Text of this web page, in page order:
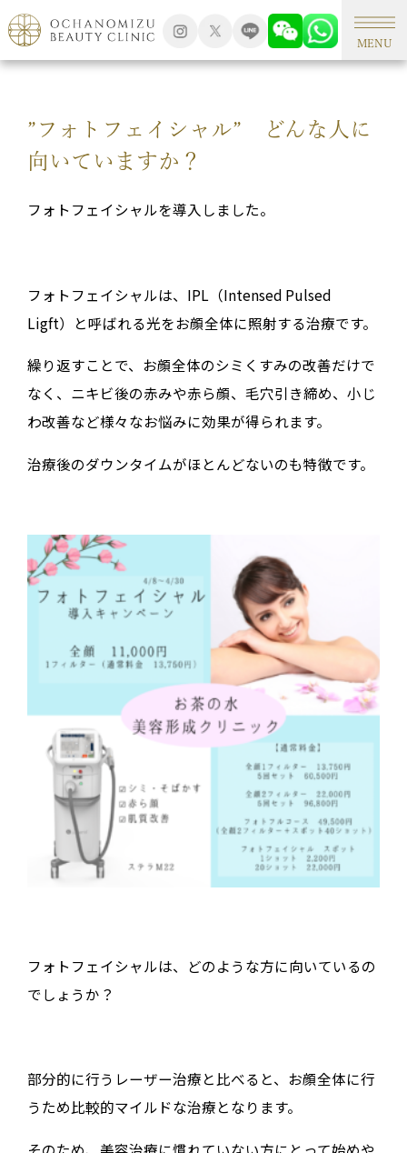
MENU
TOP シミ外来
”フォトフェイシャル” どんな人に
向いていますか？
フォトフェイシャルを導入しました。
フォトフェイシャルは、IPL（Intensed Pulsed
Ligft）と呼ばれる光をお顔全体に照射する治療です。
繰り返すことで、お顔全体のシミくすみの改善だけで
なく、ニキビ後の赤みや赤ら顔、毛穴引き締め、小じ
わ改善など様々なお悩みに効果が得られます。
治療後のダウンタイムがほとんどないのも特徴です。
フォトフェイシャルは、どのような方に向いているの
でしょうか？
部分的に行うレーザー治療と比べると、お顔全体に行
うため比較的マイルドな治療となります。
そのため、美容治療に慣れていない方にとって始めや